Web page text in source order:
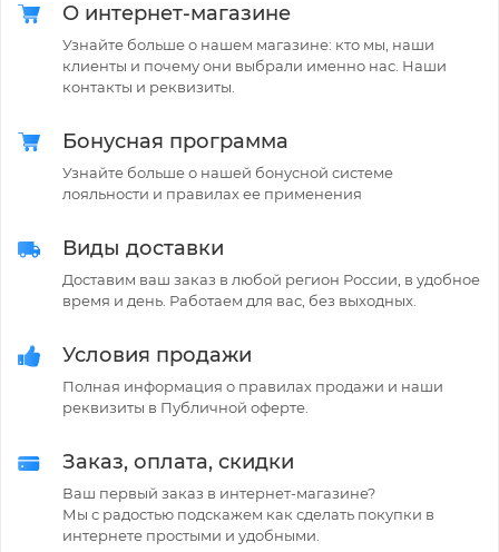
О интернет-магазине
Узнайте больше о нашем магазине: кто мы, наши
клиенты и почему они выбрали именно нас. Наши
контакты и реквизиты.
Бонусная программа
Узнайте больше о нашей бонусной системе
лояльности и правилах ее применения
Виды доставки
Доставим ваш заказ в любой регион России, в удобное
время и день. Работаем для вас, без выходных.
Условия продажи
Полная информация о правилах продажи и наши
реквизиты в Публичной оферте.
Заказ, оплата, скидки
Ваш первый заказ в интернет-магазине?
Мы с радостью подскажем как сделать покупки в
интернете простыми и удобными.